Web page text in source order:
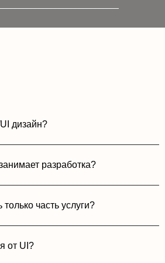
дизайн?
разработка?
часть услуги?
от UI?